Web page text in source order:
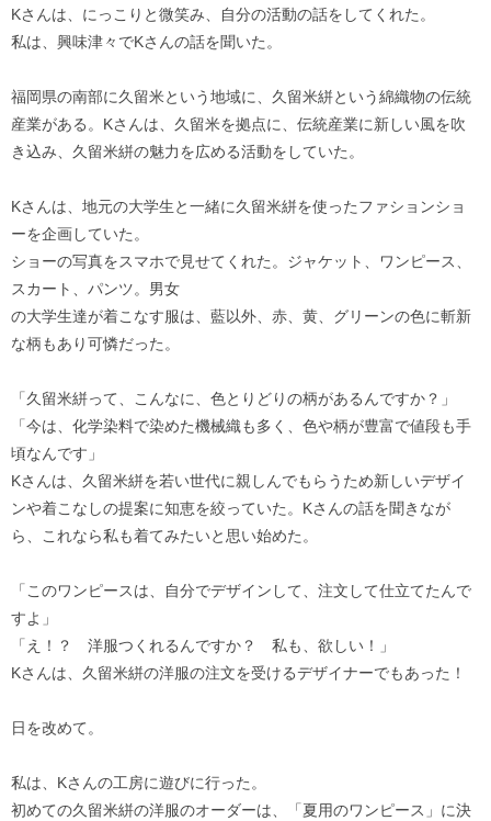
Kさんは、にっこりと微笑み、自分の活動の話をしてくれた。
私は、興味津々でKさんの話を聞いた。
福岡県の南部に久留米という地域に、久留米絣という綿織物の伝統
産業がある。Kさんは、久留米を拠点に、伝統産業に新しい風を吹
き込み、久留米絣の魅力を広める活動をしていた。
Kさんは、地元の大学生と一緒に久留米絣を使ったファションショ
ーを企画していた。
ショーの写真をスマホで見せてくれた。ジャケット、ワンピース、
スカート、パンツ。男女
の大学生達が着こなす服は、藍以外、赤、黄、グリーンの色に斬新
な柄もあり可憐だった。
「久留米絣って、こんなに、色とりどりの柄があるんですか？」
「今は、化学染料で染めた機械織も多く、色や柄が豊富で値段も手
頃なんです」
Kさんは、久留米絣を若い世代に親しんでもらうため新しいデザイ
ンや着こなしの提案に知恵を絞っていた。Kさんの話を聞きなが
ら、これなら私も着てみたいと思い始めた。
「このワンピースは、自分でデザインして、注文して仕立てたんで
すよ」
「え！？ 洋服つくれるんですか？ 私も、欲しい！」
Kさんは、久留米絣の洋服の注文を受けるデザイナーでもあった！
日を改めて。
私は、Kさんの工房に遊びに行った。
初めての久留米絣の洋服のオーダーは、「夏用のワンピース」に決